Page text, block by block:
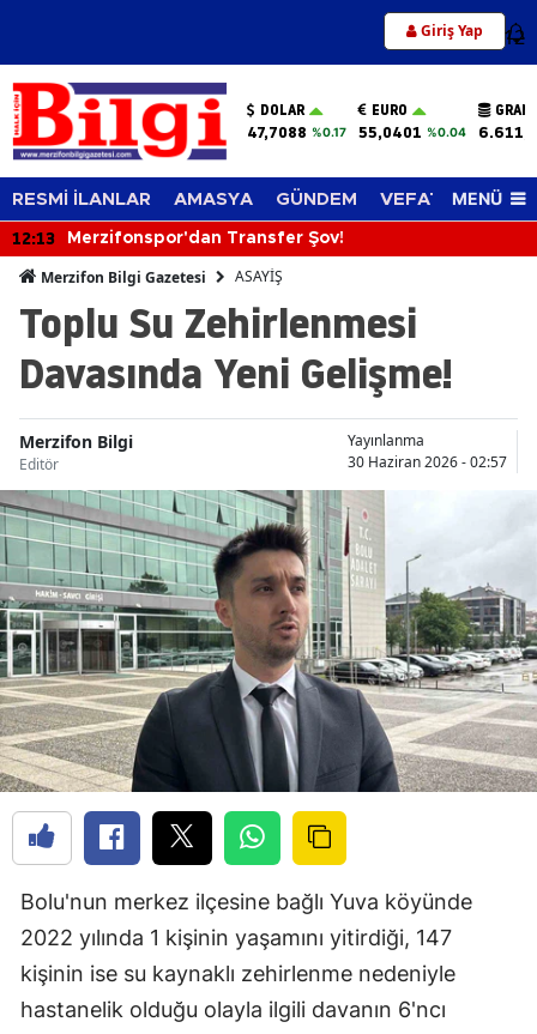
Giriş Yap 12
DOLAR
47,7088 %0.17
EURO
55,0401 %0.04
RESMİ İLANLAR AMASYA GÜNDEM VEFAT EDENLER
MENÜ
12:13 Merzifonspor'dan Transfer Şov!
Merzifon Bilgi Gazetesi ASAYİŞ
Toplu Su Zehirlenmesi
Davasında Yeni Gelişme!
Merzifon Bilgi
Editör
Yayınlanma
30 Haziran 2026 - 02:57
Bolu'nun merkez ilçesine bağlı Yuva köyünde
2022 yılında 1 kişinin yaşamını yitirdiği, 147
kişinin ise su kaynaklı zehirlenme nedeniyle
hastanelik olduğu olayla ilgili davanın 6'ncı